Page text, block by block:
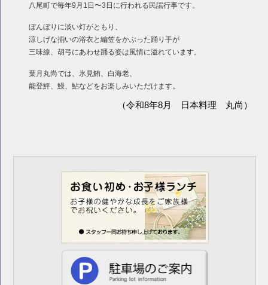
日本海会席（2026年5月のおすすめ料理）を更新しました。
令和8年4月 吉日
季節会席（2026年4月のおすすめ料理）を更新しました。
日本海会席（2026年4月のおすすめ料理）を更新しました。
季節会席（2026年3月のおすすめ料理）を更新しました。
日本海会席（2026年1月のおすすめ料理）を更新しました。
八尾町で毎年9月1日〜3日に行われる民謡行事です。
ぼんぼりに淡い灯がともり、
涼しげな揃いの浴衣と編笠をかぶった踊り手が
三味線、胡弓にあわせ踊る姿は風情に溢れています。
葉月丸尚では、氷見鮪、白海老、
能登鮃、鰻、鮎などをお楽しみいただけます。
（令和8年8月 日本料理 丸尚）